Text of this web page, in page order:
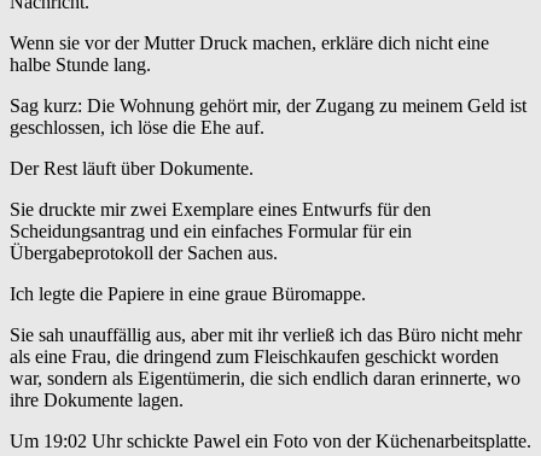
Wenn sie vor der Mutter Druck machen, erkläre dich nicht eine
halbe Stunde lang.
Sag kurz: Die Wohnung gehört mir, der Zugang zu meinem Geld ist
geschlossen, ich löse die Ehe auf.
Der Rest läuft über Dokumente.
Sie druckte mir zwei Exemplare eines Entwurfs für den
Scheidungsantrag und ein einfaches Formular für ein
Übergabeprotokoll der Sachen aus.
Ich legte die Papiere in eine graue Büromappe.
Sie sah unauffällig aus, aber mit ihr verließ ich das Büro nicht mehr
als eine Frau, die dringend zum Fleischkaufen geschickt worden
war, sondern als Eigentümerin, die sich endlich daran erinnerte, wo
ihre Dokumente lagen.
Um 19:02 Uhr schickte Pawel ein Foto von der Küchenarbeitsplatte.